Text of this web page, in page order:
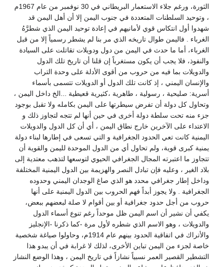
الثورة، ورغم جلاء الاستعمار البريطاني في 30 نوفمبر من عام 1967م
، وتوحيد السلطنات المتعددة في جنوب اليمن إلا أن أهل اليمن قد
شهدوا أول انتكاس قوي لأمانيهم في إعادة توحيد اليمن الذي شطرَّهُ
الغرباء . فاليمن طوال تاريخه الذي مر بنا لم يشطر رسمياً إلا من قبل
الغرباء، أما ما حدث في اليمن من دول ودويلات تقاتلت على السيادة
والنفوذ، فلا يجب أن يكون مستغرباً إن قلنا أن تاريخ تلك الدول
والدويلات بما فيه من حروب من أقوى الأدلة على وحدة التراب
والإنسان اليمني ، إذ كانت تلك الدول أو الدويلات تتسمى بأسماء
أسرية: صليحية ، رسولية ، طاهرية ،كثيرية قعيطية ...الخ داخل اليمن ،
وتحاول كل دولة أن تفرض سيطرتها على اليمن بكامله ولا تقبل بوجود
جزء منه تحت سلطة دولة أخرى في حين أنها لم تتجه لتجاوز ذلك و
الاعتداء على الآخرين خارج نطاق اليمن ، أي أن كل الدول والدويلات
اليمنية كانت تعي الحدود الجغرافية و التي تسعى في إطارها لبناء دولة
يمنية كبرى قوية، ولم تحاول أي من الدول الموحدة لليمن والقوية أن
تتجاوز ما اعتبرته المجال الجغرافي الحيوي لتوسعها لتذهب معتدية إلى
بلاد الغير ، وعليه فإن تبادل النصر والهزيمة بين الدول اليمنية المختلفة
وداخل إطار جغرافي محدد هو الذي صاغ الوجدان اليمني وحدوده
الجغرافية . ولا يجوز أبداً فهم الحروب بين الدول اليمنية على أنها
حروب من أجل حدود جغرافية أو بين أقوام لا صلة لبعضهم ببعض،
يكفي أن نشير أن اسم اليمن ظل موحداً رغم تنوع أسماء الدول
والدويلات ، وهو الاسم الذي شطره لأول مرة -كما ذكرنا -الإنجليز
والأتراك في اتفاقية الحدود بينهم عام 1914م، وحاولوا صياغة شخصية
خاصة لجزء من اليمن تباين الأخرى، لذلك لا غرابة في أن يبدو هذا
التشطير القصير العمر نسبياً نشازاً في تاريخ اليمن ، وهذا الوضع النشاز